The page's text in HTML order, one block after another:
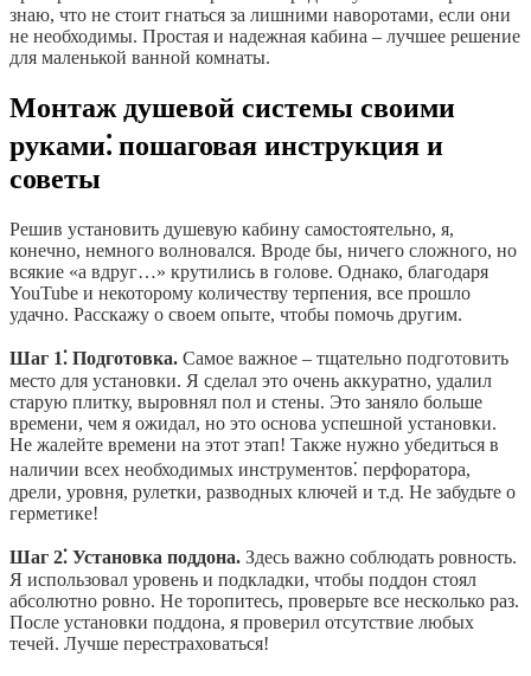
знаю, что не стоит гнаться за лишними наворотами, если они
не необходимы. Простая и надежная кабина – лучшее решение
для маленькой ванной комнаты.
Монтаж душевой системы своими
руками⁚ пошаговая инструкция и
советы
Решив установить душевую кабину самостоятельно, я,
конечно, немного волновался. Вроде бы, ничего сложного, но
всякие «а вдруг…» крутились в голове. Однако, благодаря
YouTube и некоторому количеству терпения, все прошло
удачно. Расскажу о своем опыте, чтобы помочь другим.
Шаг 1⁚ Подготовка. Самое важное – тщательно подготовить
место для установки. Я сделал это очень аккуратно, удалил
старую плитку, выровнял пол и стены. Это заняло больше
времени, чем я ожидал, но это основа успешной установки.
Не жалейте времени на этот этап! Также нужно убедиться в
наличии всех необходимых инструментов⁚ перфоратора,
дрели, уровня, рулетки, разводных ключей и т.д. Не забудьте о
герметике!
Шаг 2⁚ Установка поддона. Здесь важно соблюдать ровность.
Я использовал уровень и подкладки, чтобы поддон стоял
абсолютно ровно. Не торопитесь, проверьте все несколько раз.
После установки поддона, я проверил отсутствие любых
течей. Лучше перестраховаться!